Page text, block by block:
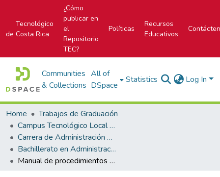
Tecnológico
de Costa Rica
¿Cómo
publicar en
el
Repositorio
TEC?
Políticas
Recursos
Educativos
Communities
& Collections
All of
DSpace
Statistics Log In
Home
Trabajos de Graduación
Campus Tecnológico Local San José
Carrera de Administración de Empresa
Bachillerato en Administración de Empresas
Manual de procedimientos del Departamento de Servicio al Cliente de la Asociación GS1 Costa Rica